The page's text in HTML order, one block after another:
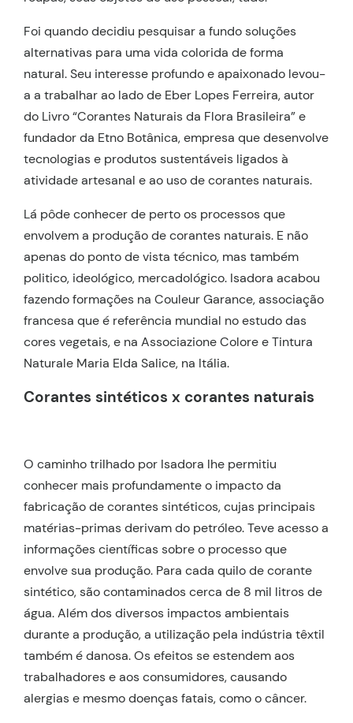
Foi quando decidiu pesquisar a fundo soluções
alternativas para uma vida colorida de forma
natural. Seu interesse profundo e apaixonado levou-
a a trabalhar ao lado de Eber Lopes Ferreira, autor
do Livro “Corantes Naturais da Flora Brasileira” e
fundador da Etno Botânica, empresa que desenvolve
tecnologias e produtos sustentáveis ligados à
atividade artesanal e ao uso de corantes naturais.
Lá pôde conhecer de perto os processos que
envolvem a produção de corantes naturais. E não
apenas do ponto de vista técnico, mas também
politico, ideológico, mercadológico. Isadora acabou
fazendo formações na Couleur Garance, associação
francesa que é referência mundial no estudo das
cores vegetais, e na Associazione Colore e Tintura
Naturale Maria Elda Salice, na Itália.
Corantes sintéticos x corantes naturais
O caminho trilhado por Isadora lhe permitiu
conhecer mais profundamente o impacto da
fabricação de corantes sintéticos, cujas principais
matérias-primas derivam do petróleo. Teve acesso a
informações científicas sobre o processo que
envolve sua produção. Para cada quilo de corante
sintético, são contaminados cerca de 8 mil litros de
água. Além dos diversos impactos ambientais
durante a produção, a utilização pela indústria têxtil
também é danosa. Os efeitos se estendem aos
trabalhadores e aos consumidores, causando
alergias e mesmo doenças fatais, como o câncer.